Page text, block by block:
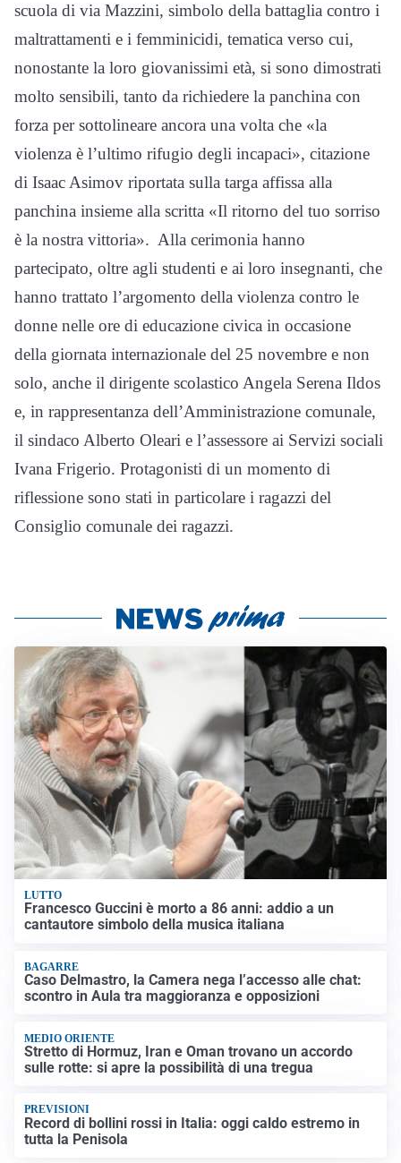
scuola di via Mazzini, simbolo della battaglia contro i
maltrattamenti e i femminicidi, tematica verso cui,
nonostante la loro giovanissimi età, si sono dimostrati
molto sensibili, tanto da richiedere la panchina con
forza per sottolineare ancora una volta che «la
violenza è l’ultimo rifugio degli incapaci», citazione
di Isaac Asimov riportata sulla targa affissa alla
panchina insieme alla scritta «Il ritorno del tuo sorriso
è la nostra vittoria». Alla cerimonia hanno
partecipato, oltre agli studenti e ai loro insegnanti, che
hanno trattato l’argomento della violenza contro le
donne nelle ore di educazione civica in occasione
della giornata internazionale del 25 novembre e non
solo, anche il dirigente scolastico Angela Serena Ildos
e, in rappresentanza dell’Amministrazione comunale,
il sindaco Alberto Oleari e l’assessore ai Servizi sociali
Ivana Frigerio. Protagonisti di un momento di
riflessione sono stati in particolare i ragazzi del
Consiglio comunale dei ragazzi.
LUTTO
Francesco Guccini è morto a 86 anni: addio a un
cantautore simbolo della musica italiana
BAGARRE
Caso Delmastro, la Camera nega l’accesso alle chat:
scontro in Aula tra maggioranza e opposizioni
MEDIO ORIENTE
Stretto di Hormuz, Iran e Oman trovano un accordo
sulle rotte: si apre la possibilità di una tregua
PREVISIONI
Record di bollini rossi in Italia: oggi caldo estremo in
tutta la Penisola